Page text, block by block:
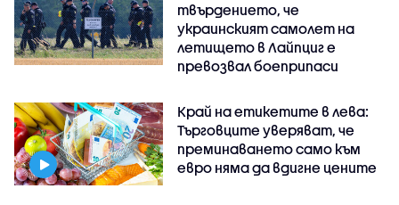
твърдението, че
украинският самолет на
летището в Лайпциг е
превозвал боеприпаси
Край на етикетите в лева:
Търговците уверяват, че
преминаването само към
евро няма да вдигне цените